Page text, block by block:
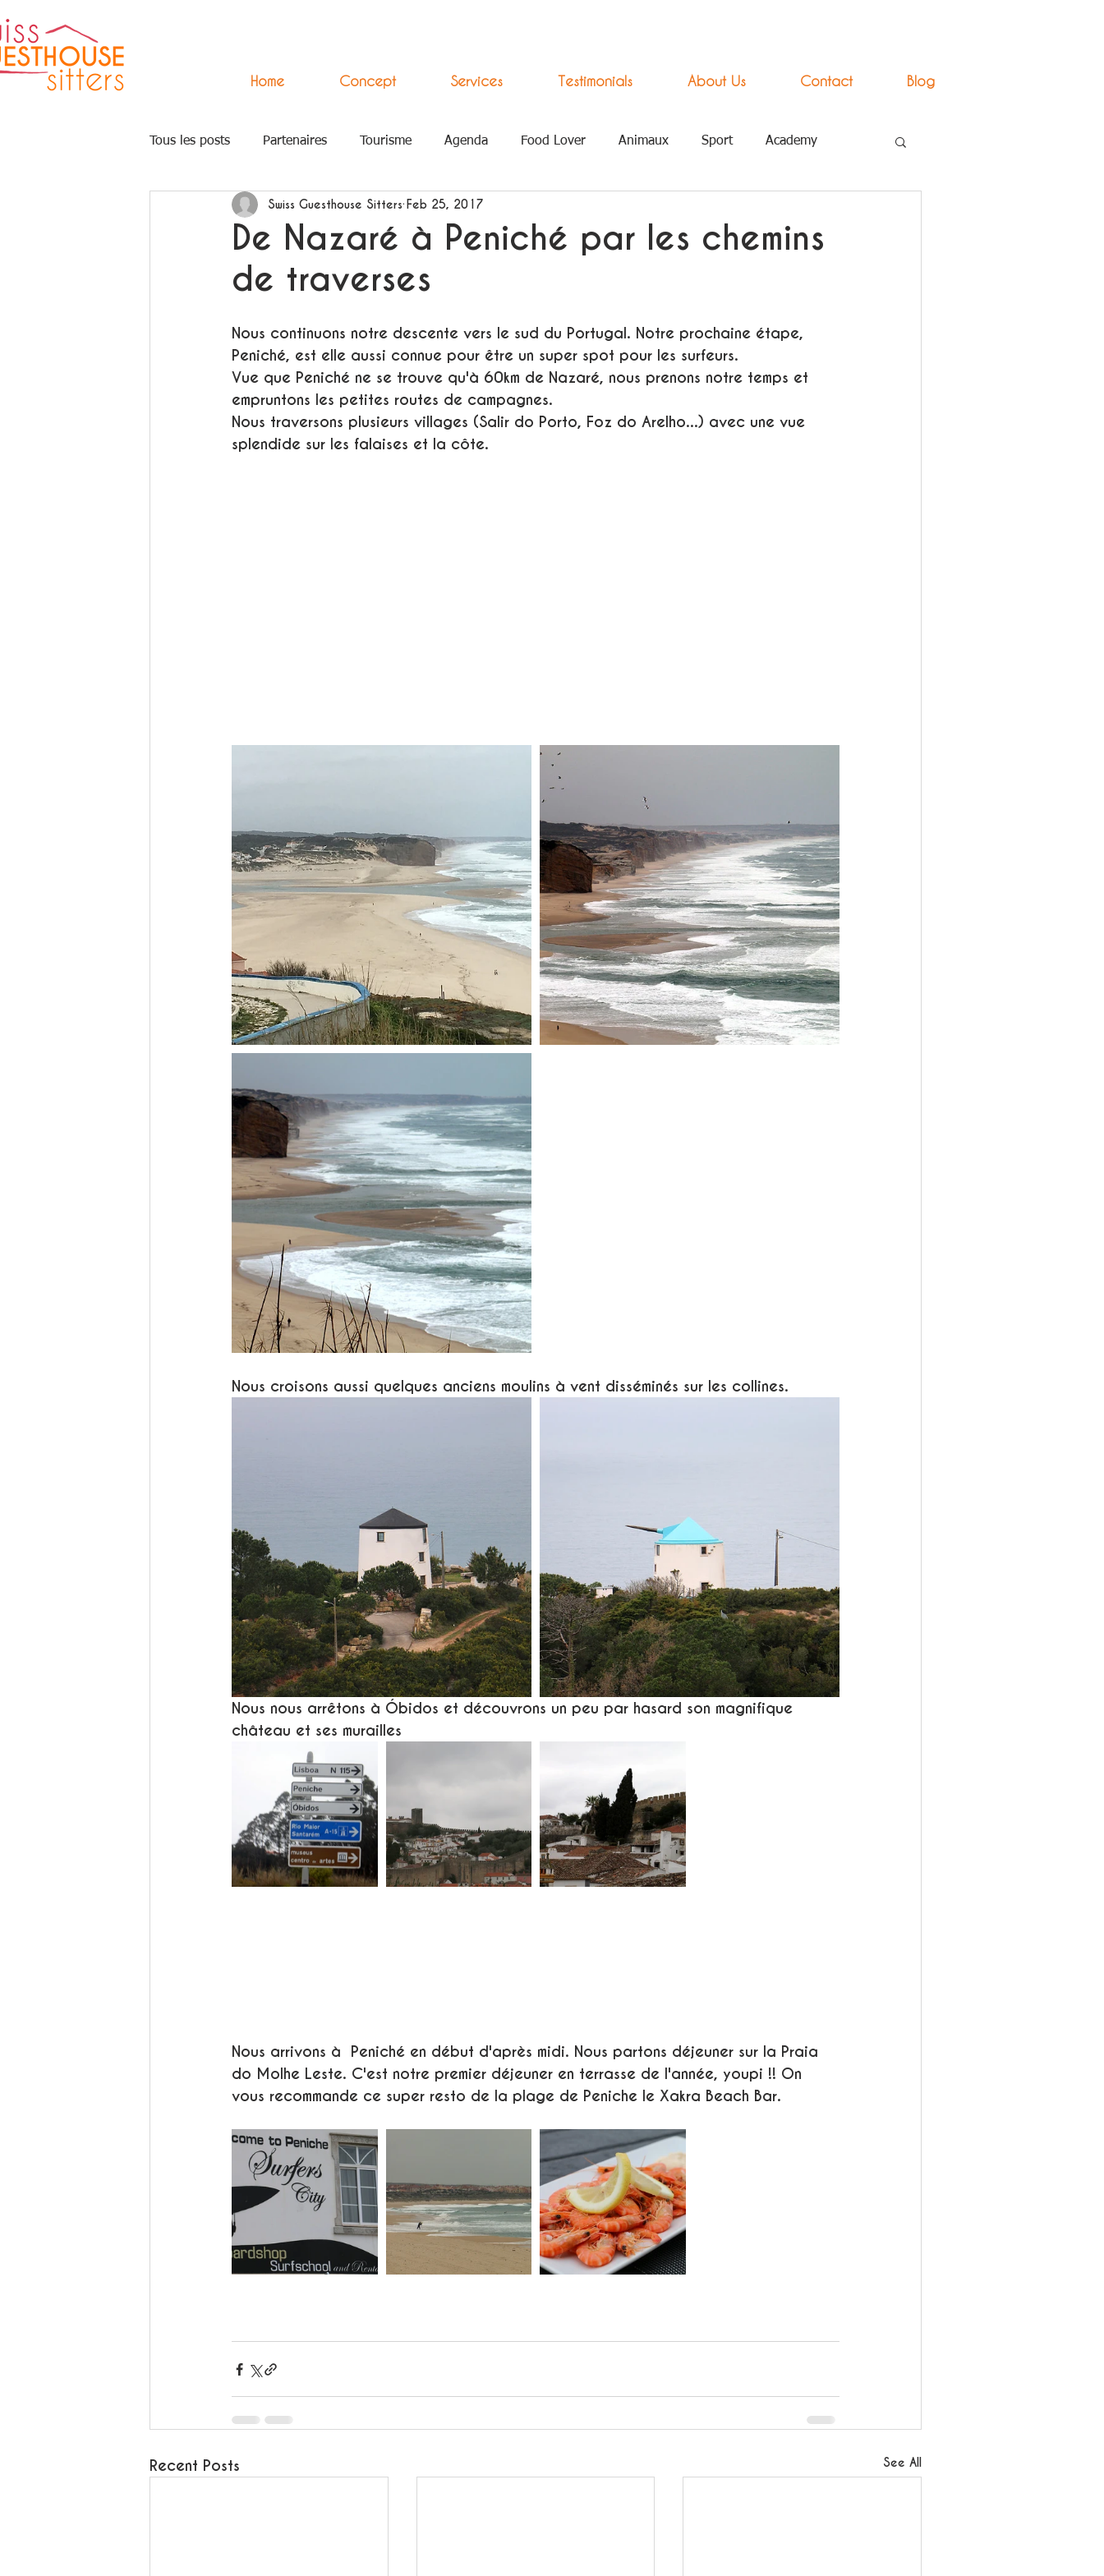
Home Concept Services Testimonials About Us Contact Blog
Tous les posts Partenaires Tourisme Agenda Food Lover Animaux Sport Academy
Arts Accompagnement Numérique
De Nazaré à Peniché par les chemins
de traverses
Swiss Guesthouse Sitters Feb 25, 2017
Nous continuons notre descente vers le sud du Portugal. Notre prochaine étape,
Peniché, est elle aussi connue pour être un super spot pour les surfeurs.
Vue que Peniché ne se trouve qu'à 60km de Nazaré, nous prenons notre temps et
empruntons les petites routes de campagnes.
Nous traversons plusieurs villages (Salir do Porto, Foz do Arelho...) avec une vue
splendide sur les falaises et la côte.
Nous croisons aussi quelques anciens moulins à vent disséminés sur les collines.
Nous nous arrêtons à Óbidos et découvrons un peu par hasard son magnifique
château et ses murailles
Nous arrivons à  Peniché en début d'après midi. Nous partons déjeuner sur la Praia
do Molhe Leste. C'est notre premier déjeuner en terrasse de l'année, youpi !! On
vous recommande ce super resto de la plage de Peniche le Xakra Beach Bar.
Recent Posts See All